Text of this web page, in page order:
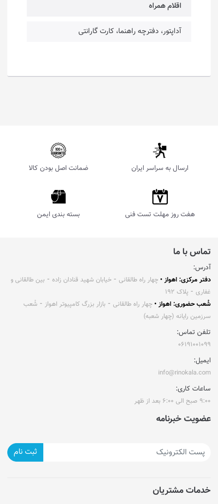
اقلام همراه
آداپتور، دفترچه راهنما، کارت گارانتی
ارسال به سراسر ایران ضمانت اصل بودن کالا
هفت روز مهلت تست فنی بسته بندی ایمن
تماس با ما
آدرس:
دفتر مرکزی: اهواز • چهار راه طالقانی ⁃ خیابان شهید قنادان زاده ⁃ بین طالقانی و
غفاری ⁃ پلاک ۱۹۲
شُعب حضوری: اهواز • چهار راه طالقانی ⁃ بازار بزرگ کامپیوتر اهواز ⁃ شُعب
سرزمین رایانه (چهار شعبه)
تلفن تماس:
۰۶۱۹۱۰۰۱۰۹۹
ایمیل:
info@rinokala.com
ساعات کاری:
۹:۰۰ صبح الی ۶:۰۰ بعد از ظهر
عضویت خبرنامه
ثبت نام
خدمات مشتریان